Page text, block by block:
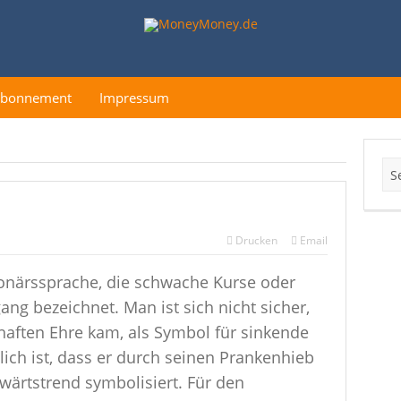
Impressum
Drucken Email
die schwache Kurse oder
bezeichnet. Man ist sich nicht sicher,
Ehre kam, als Symbol für sinkende
ist, dass er durch seinen Prankenhieb
symbolisiert. Für den